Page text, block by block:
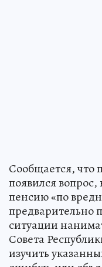
Сообщается, что
появился
пенсию «по
предварительно
ситуации
Совета
изучить